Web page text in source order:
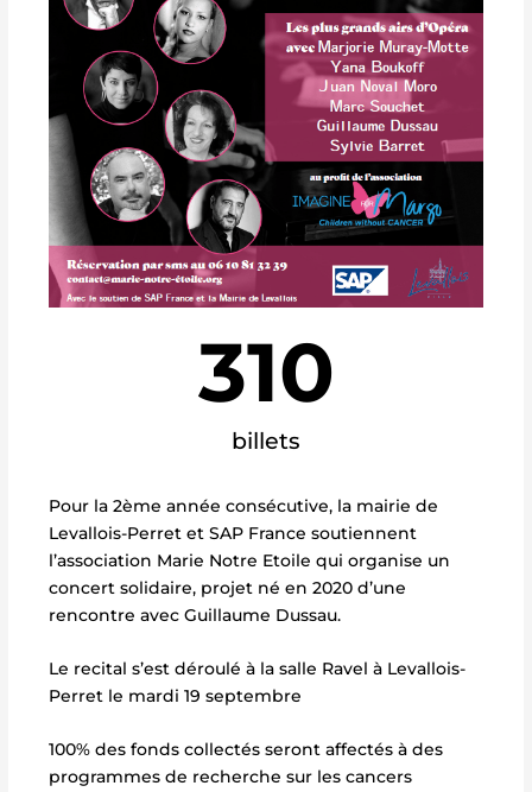
billets
310
Pour la 2ème année consécutive, la mairie de
Levallois-Perret et SAP France soutiennent
l’association Marie Notre Etoile qui organise un
concert solidaire, projet né en 2020 d’une
rencontre avec Guillaume Dussau.
Le recital s’est déroulé à la salle Ravel à Levallois-
Perret le mardi 19 septembre
100% des fonds collectés seront affectés à des
programmes de recherche sur les cancers